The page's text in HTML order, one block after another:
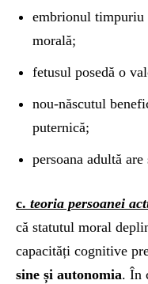
embrionul timpuriu
morală;
fetusul posedă o
nou-născutul
puternică;
persoana adultă
c. teoria persoanei
că statutul moral
capacități cognitive
sine și autonomia. În